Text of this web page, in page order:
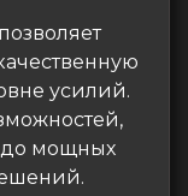
усилий.
до мощных